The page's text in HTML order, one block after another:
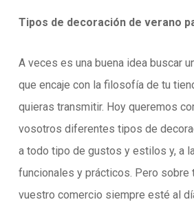
Tipos de decoración de verano
A veces es una buena idea buscar
que encaje con la filosofía de tu
quieras transmitir. Hoy queremos
vosotros diferentes tipos de
a todo tipo de gustos y estilos y, a
funcionales y prácticos. Pero sobre
vuestro comercio siempre esté al